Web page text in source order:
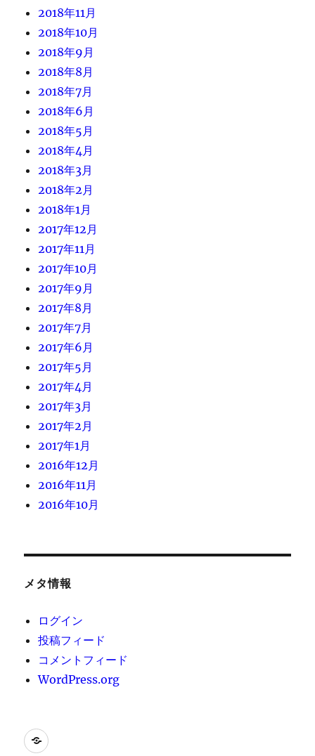
2018年11月
2018年10月
2018年9月
2018年8月
2018年7月
2018年6月
2018年5月
2018年4月
2018年3月
2018年2月
2018年1月
2017年12月
2017年11月
2017年10月
2017年9月
2017年8月
2017年7月
2017年6月
2017年5月
2017年4月
2017年3月
2017年2月
2017年1月
2016年12月
2016年11月
2016年10月
メタ情報
ログイン
投稿フィード
コメントフィード
WordPress.org
[instagram-